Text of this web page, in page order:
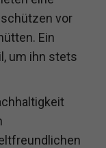
vor
Ein
um ihn stets